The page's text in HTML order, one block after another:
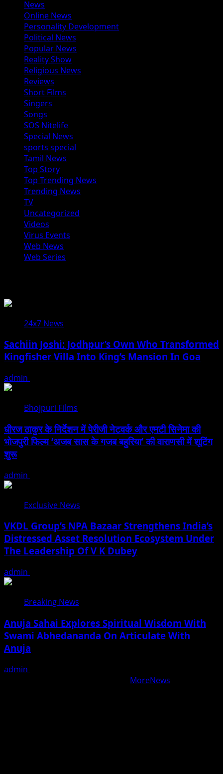
News
Online News
Personality Development
Political News
Popular News
Reality Show
Religious News
Reviews
Short Films
Singers
Songs
SOS Nitelife
Special News
sports special
Tamil News
Top Story
Top Trending News
Trending News
TV
Uncategorized
Videos
Virus Events
Web News
Web Series
24x7 News
Sachiin Joshi: Jodhpur’s Own Who Transformed
Kingfisher Villa Into King’s Mansion In Goa
admin
Bhojpuri Films
धीरज ठाकुर के निर्देशन में पेरीजी नेटवर्क और एमटी सिनेमा की
भोजपुरी फिल्म ‘अजब सास के गजब बहुरिया’ की वाराणसी में शूटिंग
शुरू
admin
Exclusive News
VKDL Group’s NPA Bazaar Strengthens India’s
Distressed Asset Resolution Ecosystem Under
The Leadership Of V K Dubey
admin
Breaking News
Anuja Sahai Explores Spiritual Wisdom With
Swami Abhedananda On Articulate With
Anuja
admin
MoreNews